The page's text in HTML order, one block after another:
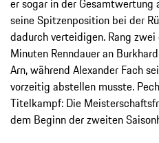
seine Spitzenposition bei der
dadurch verteidigen. Rang
Minuten Renndauer an
Arn, während Alexander Fach
vorzeitig abstellen musste.
Titelkampf: Die
dem Beginn der zweiten